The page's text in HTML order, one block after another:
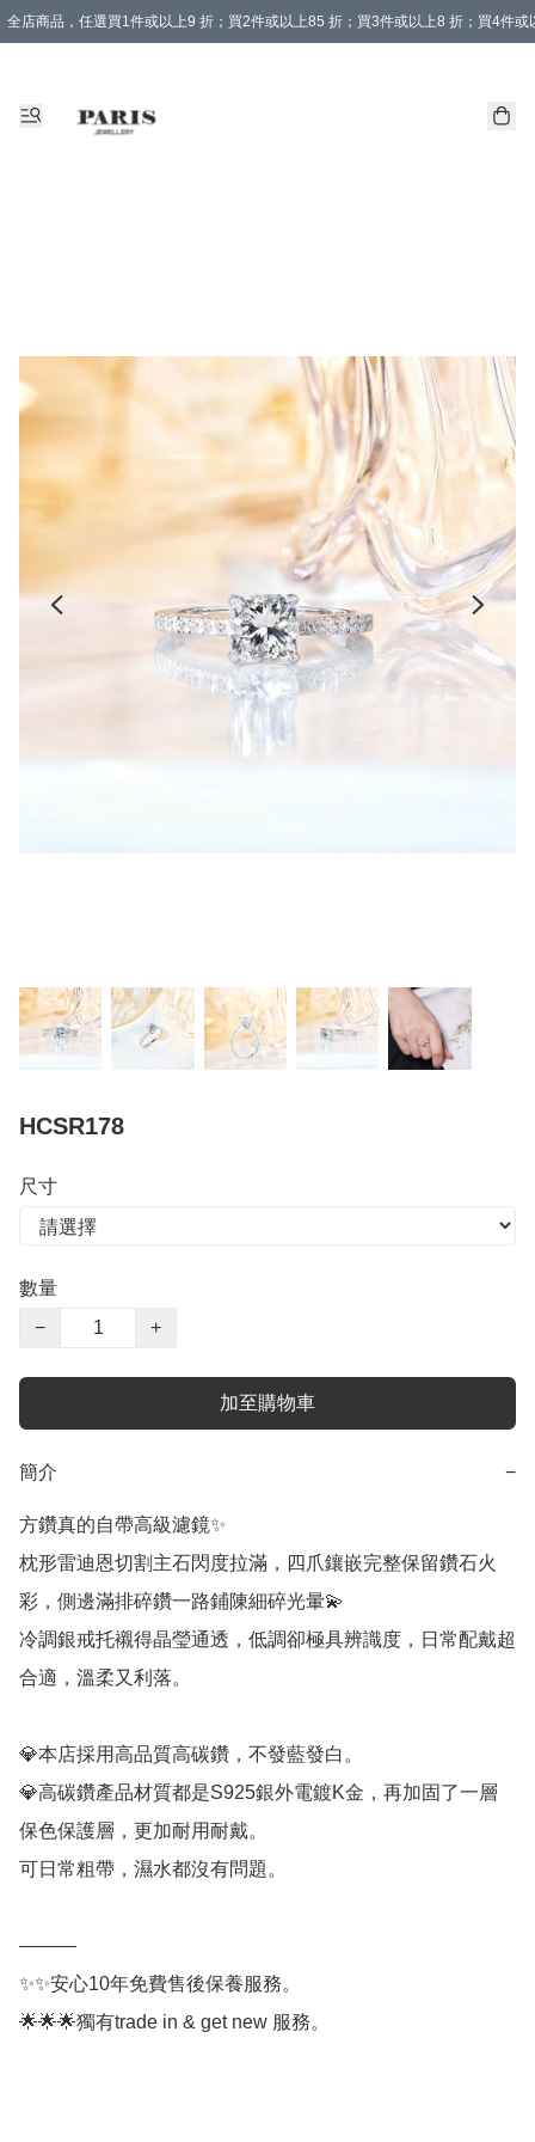
全店商品，任選買1件或以上9 折；買2件或以上85 折；買3件或以上8 折；買4件或
HCSR178
尺寸
數量
−
+
加至購物車
簡介 −
方鑽真的自帶高級濾鏡✨
枕形雷迪恩切割主石閃度拉滿，四爪鑲嵌完整保留鑽石火
彩，側邊滿排碎鑽一路鋪陳細碎光暈💫
冷調銀戒托襯得晶瑩通透，低調卻極具辨識度，日常配戴超
合適，溫柔又利落。
💎本店採用高品質高碳鑽，不發藍發白。
💎高碳鑽產品材質都是S925銀外電鍍K金，再加固了一層
保色保護層，更加耐用耐戴。
可日常粗帶，濕水都沒有問題。
———
✨✨安心10年免費售後保養服務。
🌟🌟🌟獨有trade in & get new 服務。